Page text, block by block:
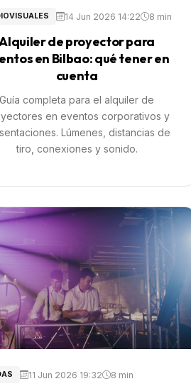
14 Jun 2026 14:22 8 min
de proyector para
en Bilbao: qué tener en
cuenta
Guía completa para el alquiler de
en eventos corporativos y
Lúmenes, distancias de
tiro, conexiones y sonido.
11 Jun 2026 19:32 8 min